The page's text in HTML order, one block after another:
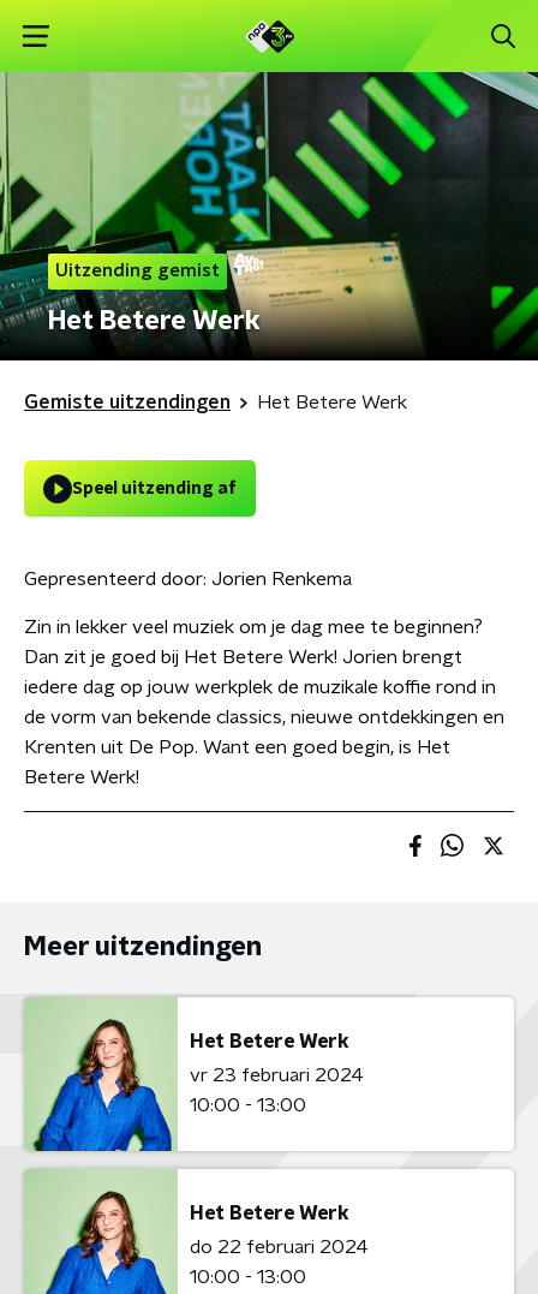
Uitzending gemist
Het Betere Werk
Gemiste uitzendingen Het Betere Werk
Speel uitzending af
Gepresenteerd door: Jorien Renkema
Zin in lekker veel muziek om je dag mee te beginnen?
Dan zit je goed bij Het Betere Werk! Jorien brengt
iedere dag op jouw werkplek de muzikale koffie rond in
de vorm van bekende classics, nieuwe ontdekkingen en
Krenten uit De Pop. Want een goed begin, is Het
Betere Werk!
Meer uitzendingen
Het Betere Werk
vr 23 februari 2024
10:00 - 13:00
Het Betere Werk
do 22 februari 2024
10:00 - 13:00